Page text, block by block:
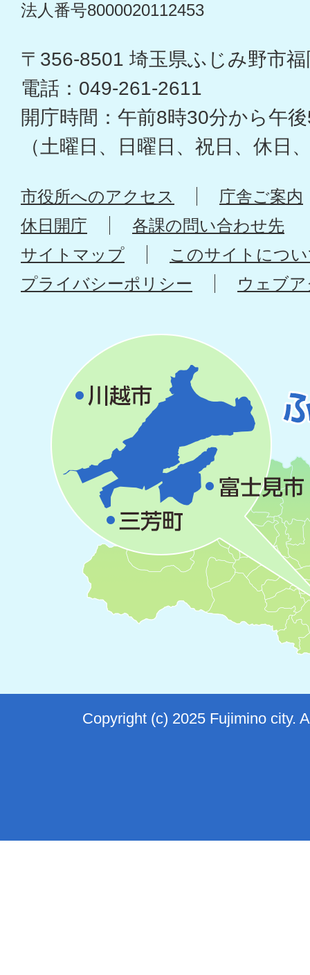
法人番号8000020112453
〒356-8501 埼玉県ふじみ野市
電話：049-261-2611
開庁時間：午前8時30分から午
（土曜日、日曜日、祝日、休日
市役所へのアクセス
庁舎ご案内
休日開庁
各課の問い合わせ先
サイトマップ
このサイトにつ
プライバシーポリシー
ウェブ
Copyright (c) 2025 Fujimino city.